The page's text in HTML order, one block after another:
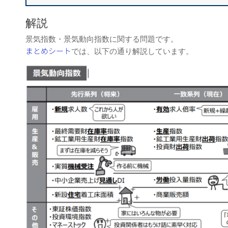
解説
景気指数・景気動向指数に関する問題です。
まとめシートでは、以下の通り解説しています。